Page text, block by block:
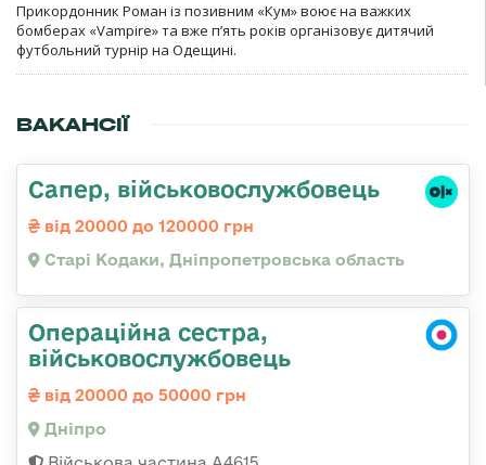
Прикордонник Роман із позивним «Кум» воює на важких
бомберах «Vampire» та вже п’ять років організовує дитячий
футбольний турнір на Одещині.
ВАКАНСІЇ
Сапер, військовослужбовець
від 20000 до 120000 грн
Старі Кодаки, Дніпропетровська область
Операційна сестра,
військовослужбовець
від 20000 до 50000 грн
Дніпро